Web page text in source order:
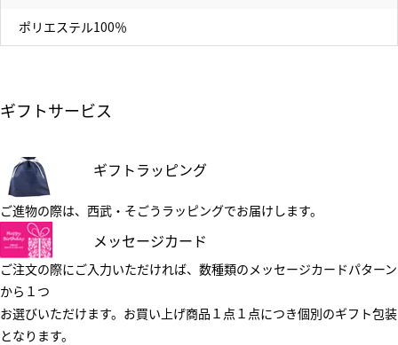
ポリエステル100％
ギフトサービス
ギフトラッピング
ご進物の際は、西武・そごうラッピングでお届けします。
メッセージカード
ご注文の際にご入力いただければ、数種類のメッセージカードパターン
から１つ
お選びいただけます。お買い上げ商品１点１点につき個別のギフト包装
となります。